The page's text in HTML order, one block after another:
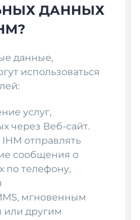
ДАННЫХ
данные,
использоваться
услуг,
через Веб-сайт.
отправлять
сообщения о
по телефону,
мгновенным
другим